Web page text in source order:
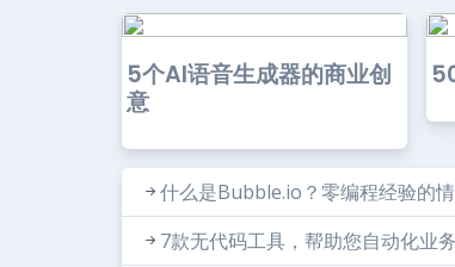
5个AI语音生成器的商业创
意
什么是Bubble.io？零编程经验的
7款无代码工具，帮助您自动化业务